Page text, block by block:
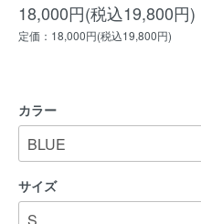
18,000円(税込19,800円)
定価：18,000円(税込19,800円)
カラー
サイズ